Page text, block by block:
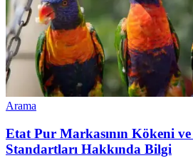
Arama
Etat Pur Markasının Kökeni
Standartları Hakkında Bilgi